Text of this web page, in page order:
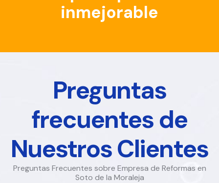
inmejorable
Preguntas
frecuentes de
Nuestros Clientes
Preguntas Frecuentes sobre Empresa de Reformas en
Soto de la Moraleja